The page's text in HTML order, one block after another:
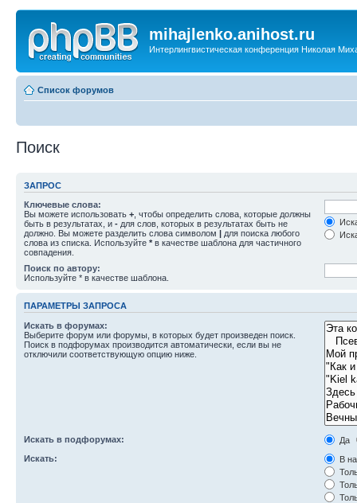
mihajlenko.anihost.ru
Интерлингвистическая конференция Николая
Список форумов
Поиск
ЗАПРОС
Ключевые слова:
Вы можете использовать + , чтобы определить слова, которые должны
быть в результатах, и - для слов, которых в результатах быть не
должно. Вы можете разделить слова символом | для поиска любого
слова из списка. Используйте * в качестве шаблона для частичного
совпадения.
Поиск по автору:
Используйте * в качестве шаблона.
ПАРАМЕТРЫ ЗАПРОСА
Искать в форумах:
Выберите форум или форумы, в которых будет произведен поиск.
Поиск в подфорумах производится автоматически, если вы не
отключили соответствующую опцию ниже.
Искать в подфорумах:
Да
Искать:
В